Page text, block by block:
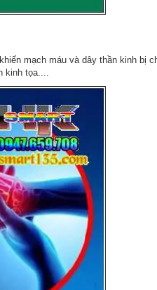
mạch máu và dây thần kinh bị
tọa....